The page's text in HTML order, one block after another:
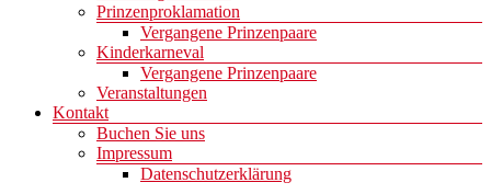
Prinzenproklamation
Vergangene Prinzenpaare
Kinderkarneval
Vergangene Prinzenpaare
Veranstaltungen
Kontakt
Buchen Sie uns
Impressum
Datenschutzerklärung